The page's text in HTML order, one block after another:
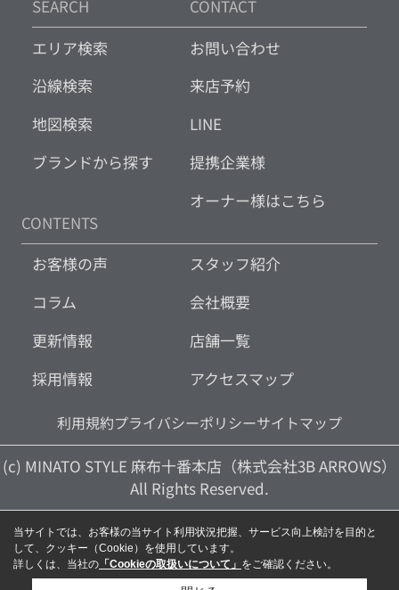
SEARCH
エリア検索
沿線検索
地図検索
ブランドから探す
CONTACT
お問い合わせ
来店予約
LINE
提携企業様
オーナー様はこちら
CONTENTS
お客様の声
コラム
更新情報
採用情報
スタッフ紹介
会社概要
店舗一覧
アクセスマップ
利用規約プライバシーポリシーサイトマップ
(c) MINATO STYLE 麻布十番本店（株式会社3B ARROWS）
All Rights Reserved.
当サイトでは、お客様の当サイト利用状況把握、サービス向上検討を目的と
して、クッキー（Cookie）を使用しています。
詳しくは、当社の 「Cookieの取扱いについて」 をご確認ください。